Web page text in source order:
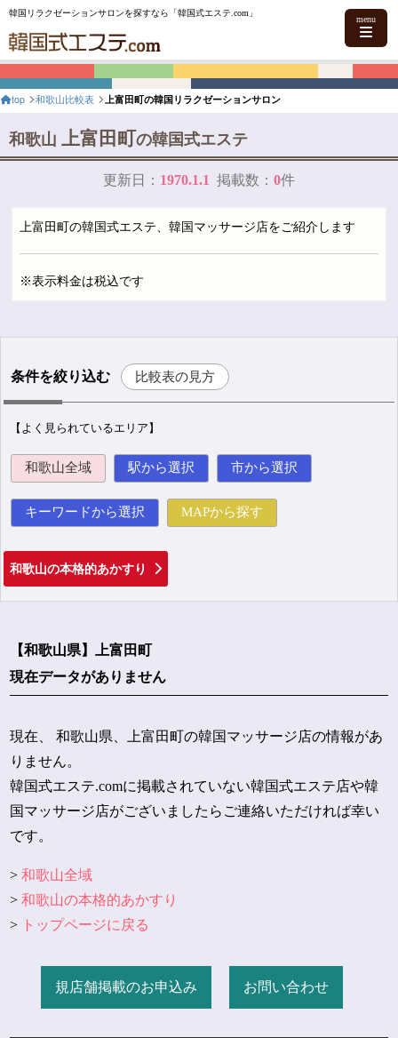
韓国リラクゼーションサロンを探すなら「韓国式エステ.com」
menu
top 和歌山比較表 上富田町の韓国リラクゼーションサロン
和歌山 上富田町の韓国式エステ
更新日： 1970.1.1 掲載数： 0件
上富田町の韓国式エステ、韓国マッサージ店をご紹介します
※表示料金は税込です
条件を絞り込む 比較表の見方
【よく見られているエリア】
和歌山全域 駅から選択 市から選択
キーワードから選択 MAPから探す
和歌山の本格的あかすり
【和歌山県】上富田町
現在データがありません
現在、 和歌山県、上富田町の韓国マッサージ店の情報があ
りません。
韓国式エステ.comに掲載されていない韓国式エステ店や韓
国マッサージ店がございましたらご連絡いただければ幸い
です。
>和歌山全域
>和歌山の本格的あかすり
> トップページに戻る
規店舗掲載のお申込み お問い合わせ